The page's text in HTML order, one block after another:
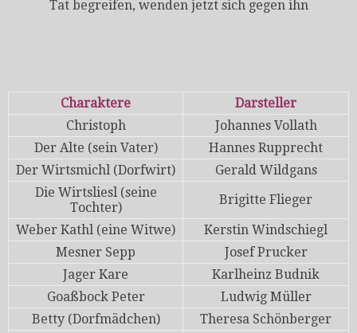
Tat begreifen, wenden jetzt sich gegen ihn
Charaktere
Darsteller
Christoph
Johannes Vollath
Der Alte (sein Vater)
Hannes Rupprecht
Der Wirtsmichl (Dorfwirt)
Gerald Wildgans
Die Wirtsliesl (seine
Tochter)
Brigitte Flieger
Weber Kathl (eine Witwe)
Kerstin Windschiegl
Mesner Sepp
Josef Prucker
Jager Kare
Karlheinz Budnik
Goaßbock Peter
Ludwig Müller
Betty (Dorfmädchen)
Theresa Schönberger